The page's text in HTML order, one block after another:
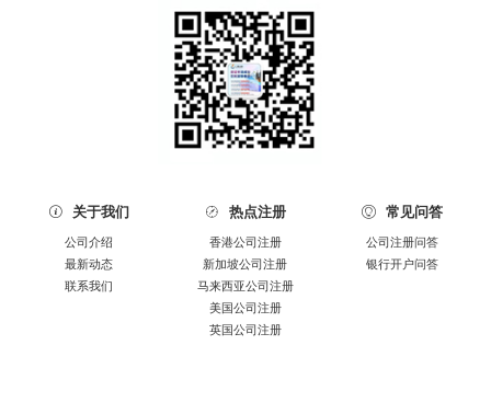
 关于我们
公司介绍
最新动态
联系我们
 热点注册
香港公司注册
新加坡公司注册
马来西亚公司注册
美国公司注册
英国公司注册
 常见问答
公司注册问答
银行开户问答